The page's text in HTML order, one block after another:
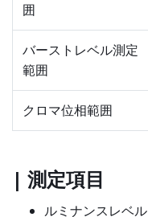
囲
バーストレベル測定
範囲
クロマ位相範囲
| 測定項目
ルミナンスレベル